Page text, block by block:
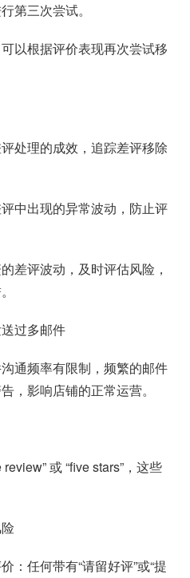
第三次尝试。
以根据评价表现再次尝试移
处理的成效，追踪差评移除
中出现的异常波动，防止评
差评波动，及时评估风险，
过多邮件
通频率有限制，频繁的邮件
，影响店铺的正常运营。
或 “five stars”，这些
：任何带有“请留好评”或“提